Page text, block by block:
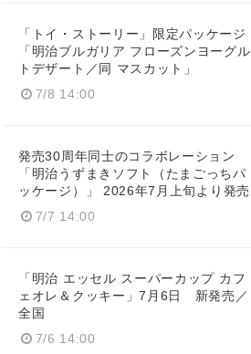
「トイ・ストーリー」限定パッケージ
「明治ブルガリア フローズンヨーグル
トデザート／同 マスカット」
7/8 14:00
発売30周年同士のコラボレーション
「明治うずまきソフト（たまごっちパ
ッケージ）」 2026年7月上旬より発売
7/7 14:00
「明治 エッセル スーパーカップ カフ
ェオレ＆クッキー」7月6日 新発売／
全国
7/6 14:00
Japanese